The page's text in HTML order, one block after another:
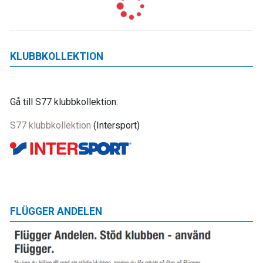
KLUBBKOLLEKTION
Gå till S77 klubbkollektion:
S77 klubbkollektion (Intersport)
FLÜGGER ANDELEN